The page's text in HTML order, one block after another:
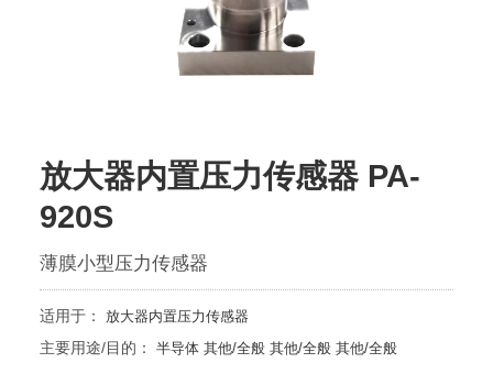
放大器内置压力传感器 PA-
920S
薄膜小型压力传感器
适用于： 放大器内置压力传感器
主要用途/目的： 半导体 其他/全般 其他/全般 其他/全般